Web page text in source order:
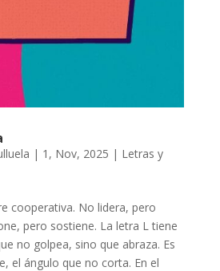
| 1, Nov, 2025 | Letras y
cooperativa. No lidera, pero
pero sostiene. La letra L tiene
no golpea, sino que abraza. Es
el ángulo que no corta. En el